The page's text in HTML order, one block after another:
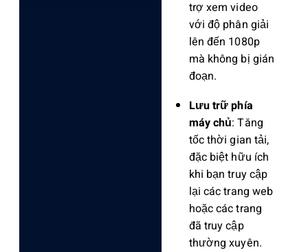
trợ xem video
với độ phân giải
lên đến 1080p
mà không bị gián
đoạn.
Lưu trữ phía
máy chủ: Tăng
tốc thời gian tải,
đặc biệt hữu ích
khi bạn truy cập
lại các trang web
hoặc các trang
đã truy cập
thường xuyên.